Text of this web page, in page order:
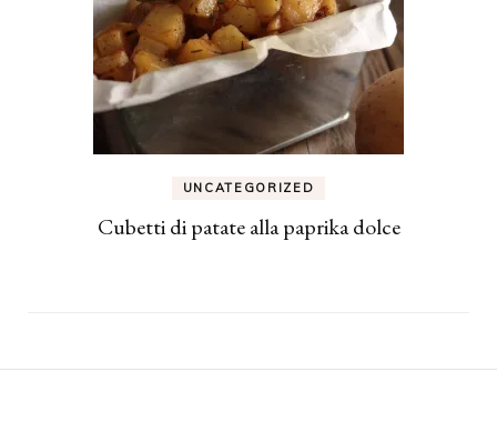
UNCATEGORIZED
Cubetti di patate alla paprika dolce